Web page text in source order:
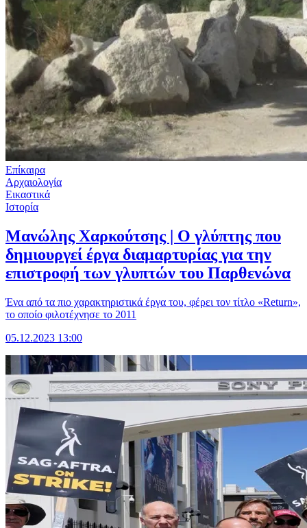
Επίκαιρα
Αρχαιολογία
Εικαστικά
Ιστορία
Μανώλης Χαρκούτσης | Ο γλύπτης που
δημιουργεί έργα διαμαρτυρίας για την
επιστροφή των γλυπτών του Παρθενώνα
Ένα από τα πιο χαρακτηριστικά έργα του, φέρει τον τίτλο «Return»,
το οποίο φιλοτέχνησε το 2011
05.12.2023 13:00